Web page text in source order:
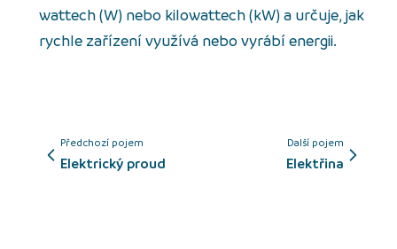
wattech (W) nebo kilowattech (kW) a určuje, jak
rychle zařízení využívá nebo vyrábí energii.
Předchozí pojem
elektrický proud
Další pojem
elektřina